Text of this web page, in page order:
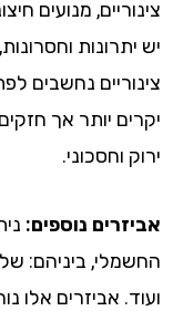
מנועים
יתרונות וחסרונות,
נחשבים לפתרון
יותר אך חזקים
וחסכוני.
נוספים:ניתן
ביניהם: שלט
אביזרים אלו נוחים